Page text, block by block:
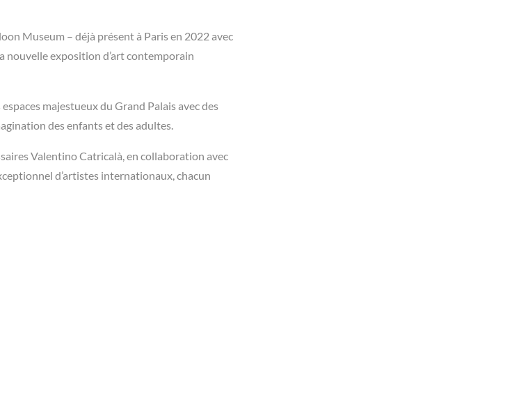
Museum – déjà présent à Paris en 2022 avec
nouvelle exposition d’art contemporain
majestueux du Grand Palais avec des
des enfants et des adultes.
Valentino Catricalà, en collaboration avec
d’artistes internationaux, chacun